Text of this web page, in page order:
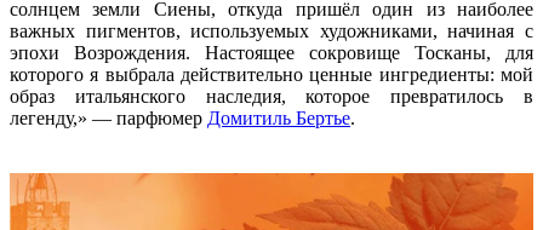
солнцем земли Сиены, откуда пришёл один из наиболее
важных пигментов, используемых художниками, начиная с
эпохи Возрождения. Настоящее сокровище Тосканы, для
которого я выбрала действительно ценные ингредиенты: мой
образ итальянского наследия, которое превратилось в
легенду,» — парфюмер Домитиль Бертье.